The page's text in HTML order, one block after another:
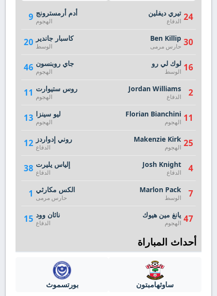
9 أدم أرمسترونج
الهجوم
20 كاسبار جاندير
الوسط
46 جاي روبنسون
الهجوم
11 روس ستيوارت
الهجوم
13 ليو سينزا
الهجوم
12 روني إدواردز
الدفاع
38 إلياس يليرت
الدفاع
1 الكس مكارثي
حارس مرمى
15 ناثان وود
الدفاع
24 تيري ديفلين
الدفاع
30
Ben Killip
حارس مرمى
16 لوك لي رو
الوسط
2
Jordan Williams
الدفاع
11
Florian Bianchini
الهجوم
25
Makenzie Kirk
الهجوم
4
Josh Knight
الدفاع
7
Marlon Pack
الوسط
47 يانغ مين هيوك
الهجوم
أحداث المباراة
ساوثهامبتون بورتسموث